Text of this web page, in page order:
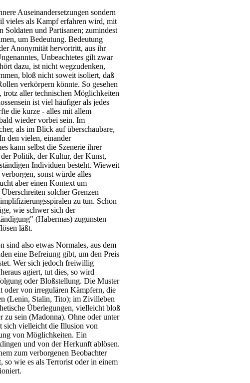
Auseinandersetzungen sondern
vieles als Kampf erfahren wird, mit
Soldaten und Partisanen; zumindest
um Bedeutung. Bedeutung
Anonymität hervortritt, aus ihr
Unbeachtetes gilt zwar
dazu, ist nicht wegzudenken,
bloß nicht soweit isoliert, daß
verkörpern könnte. So gesehen
aller technischen Möglichkeiten
ist viel häufiger als jedes
die kurze - alles mit allem
wieder vorbei sein. Im
als im Blick auf überschaubare,
den vielen, einander
kann selbst die Szenerie ihrer
Politik, der Kultur, der Kunst,
Individuen besteht. Wieweit
sonst würde alles
aber einen Kontext um
solcher Grenzen
zu tun. Schon
wie schwer sich der
(Habermas) zugunsten
läßt.
also etwas Normales, aus dem
eine Befreiung gibt, um den Preis
Wer sich jedoch freiwillig
agiert, tut dies, so wird
oder Bloßstellung. Die Muster
oder von irregulären Kämpfern, die
(Lenin, Stalin, Tito); im Zivilleben
Überlegungen, vielleicht bloß
zu sein (Madonna). Ohne oder unter
sich vielleicht die Illusion von
von Möglichkeiten. Ein
und von der Herkunft ablösen.
zum verborgenen Beobachter
so wie es als Terrorist oder in einem